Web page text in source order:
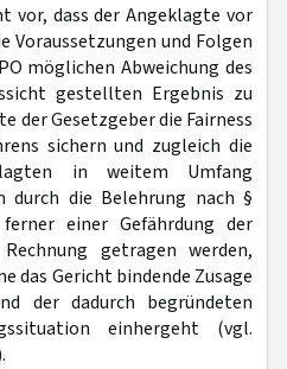
vor, dass der Angeklagte vor
Voraussetzungen und Folgen
möglichen Abweichung des
gestellten Ergebnis zu
der Gesetzgeber die Fairness
sichern und zugleich die
in weitem Umfang
durch die Belehrung nach §
einer Gefährdung der
getragen werden,
das Gericht bindende Zusage
der dadurch begründeten
einhergeht (vgl.